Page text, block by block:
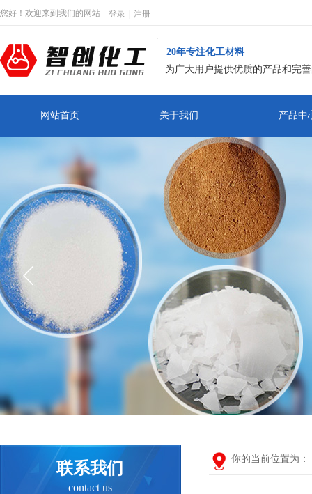
登录 注册
您好！欢迎来到我们的网站
20年专注化工材料
为广大用户提供优质的产品和完
网站首页 关于我们 产品中
你的当前位置为：
联系我们
contact us